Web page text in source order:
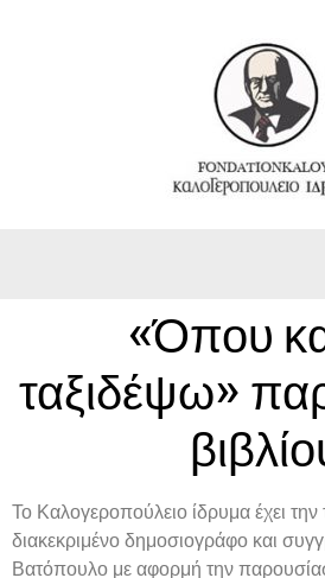
«Όπου
ταξιδέψω»
Το Καλογεροπούλειο ίδρυμα έχει την
διακεκριμένο δημοσιογράφο και
Βατόπουλο με αφορμή την